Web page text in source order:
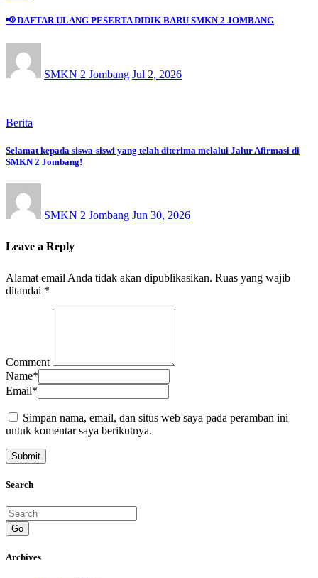
📢 DAFTAR ULANG PESERTA DIDIK BARU SMKN 2 JOMBANG
SMKN 2 Jombang Jul 2, 2026
Berita
Selamat kepada siswa-siswi yang telah diterima melalui Jalur Afirmasi di
SMKN 2 Jombang!
SMKN 2 Jombang Jun 30, 2026
Leave a Reply
Alamat email Anda tidak akan dipublikasikan. Ruas yang wajib
ditandai *
Comment
Name*
Email*
Simpan nama, email, dan situs web saya pada peramban ini
untuk komentar saya berikutnya.
Search
Go
Archives